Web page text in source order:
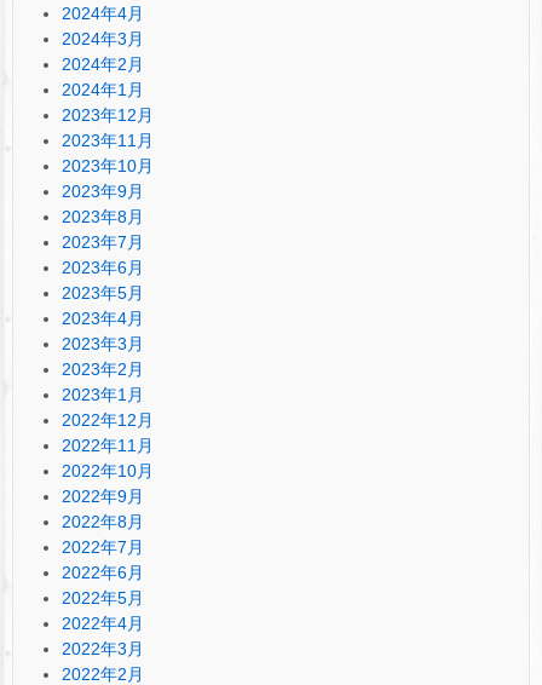
2024年4月
2024年3月
2024年2月
2024年1月
2023年12月
2023年11月
2023年10月
2023年9月
2023年8月
2023年7月
2023年6月
2023年5月
2023年4月
2023年3月
2023年2月
2023年1月
2022年12月
2022年11月
2022年10月
2022年9月
2022年8月
2022年7月
2022年6月
2022年5月
2022年4月
2022年3月
2022年2月